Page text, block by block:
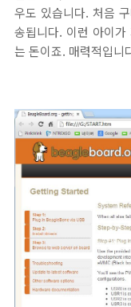
우도 있습니다. 처음
송됩니다. 이런 아이
는 돈이죠. 매력적입니